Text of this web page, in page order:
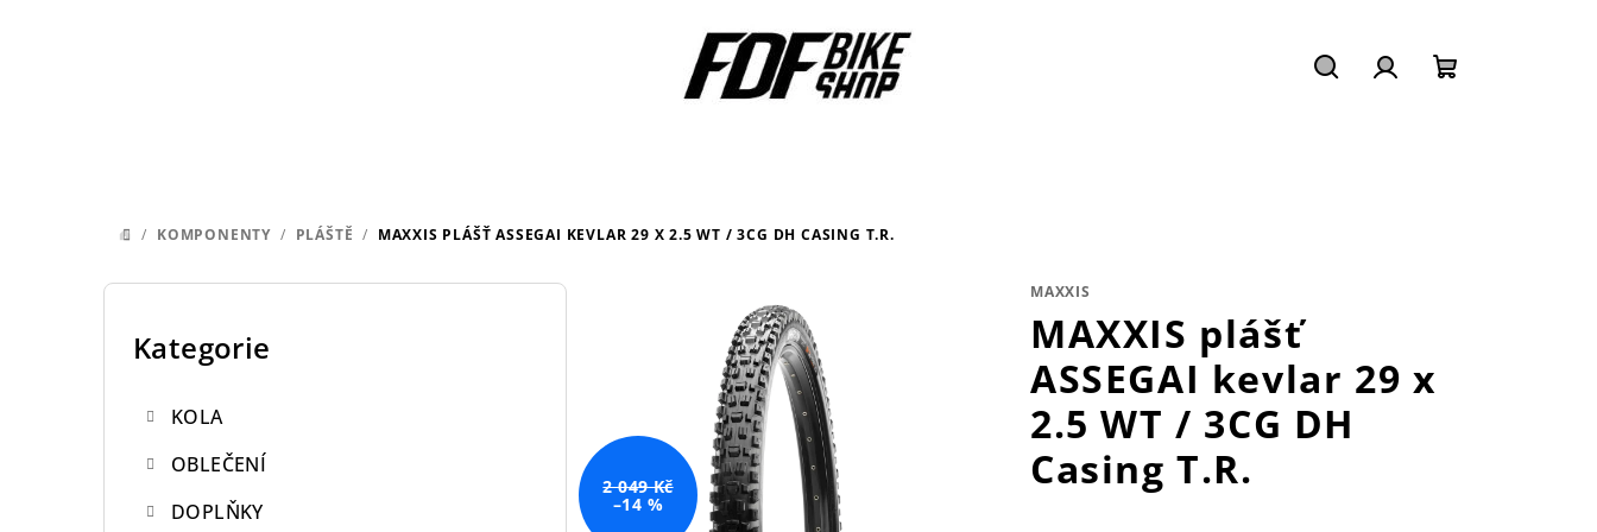
DOMŮ
/ KOMPONENTY / PLÁŠTĚ / MAXXIS PLÁŠŤ ASSEGAI KEVLAR 29 X 2.5 WT / 3CG DH CASING T.R.
P
Přeskočit
kategorie
Kategorie
KOLA
OBLEČENÍ
DOPLŇKY
MAXXIS
MAXXIS plášť
ASSEGAI kevlar 29 x
2.5 WT / 3CG DH
Casing T.R.
2 049 Kč
–14 %